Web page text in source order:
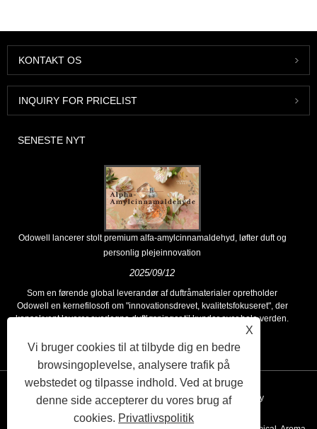
KONTAKT OS
INQUIRY FOR PRICELIST
SENESTE NYT
Odowell lancerer stolt premium alfa-amylcinnamaldehyd, løfter duft og
personlig plejeinnovation
2025/09/12
Som en førende global leverandør af duftråmaterialer opretholder
Odowell en kernefilosofi om "innovationsdrevet, kvalitetsfokuseret", der
konsekvent leverer overlegne duftløsninger til kunder over hele verden.
Links Sitemap RSS XML Privacy Policy
X
Vi bruger cookies til at tilbyde dig en bedre
browsingoplevelse, analysere trafik på
webstedet og tilpasse indhold. Ved at bruge
denne side accepterer du vores brug af
cookies. Privatlivspolitik